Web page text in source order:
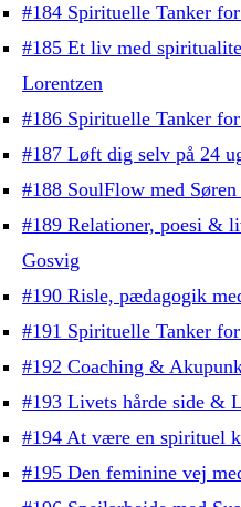
#184 Spirituelle Tanker
#185 Et liv med
Lorentzen
#186 Spirituelle Tanker
#187 Løft dig selv på 24
#188 SoulFlow med Søren
#189 Relationer, poesi &
Gosvig
#190 Risle, pædagogik
#191 Spirituelle Tanker
#192 Coaching &
#193 Livets hårde side &
#194 At være en spirituel
#195 Den feminine vej